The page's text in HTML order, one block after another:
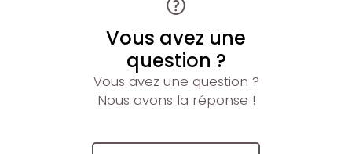
Vous avez une
question ?
Vous avez une question ?
Nous avons la réponse !